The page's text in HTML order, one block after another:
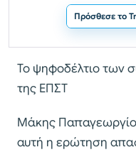
Πρόσθεσε το
Το ψηφοδέλτιο των
της ΕΠΣΤ
Μάκης
αυτή η ερώτηση